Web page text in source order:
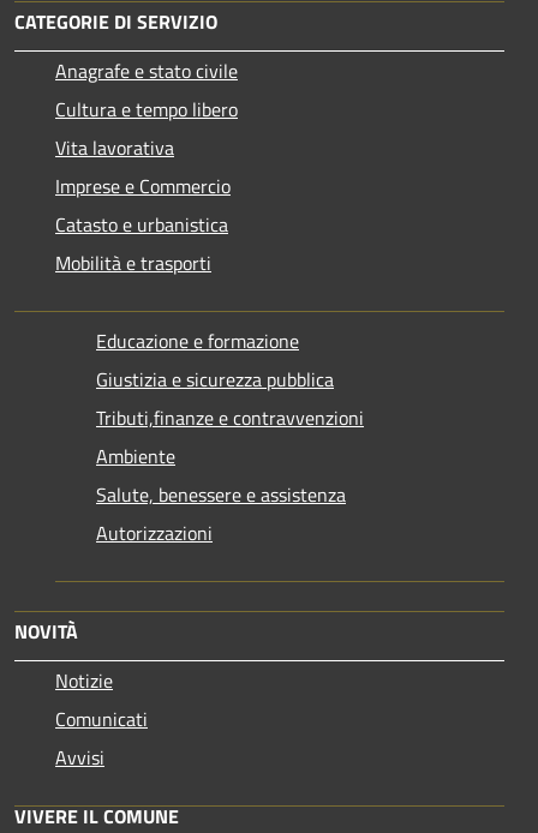
CATEGORIE DI SERVIZIO
Anagrafe e stato civile
Cultura e tempo libero
Vita lavorativa
Imprese e Commercio
Catasto e urbanistica
Mobilità e trasporti
Educazione e formazione
Giustizia e sicurezza pubblica
Tributi,finanze e contravvenzioni
Ambiente
Salute, benessere e assistenza
Autorizzazioni
NOVITÀ
Notizie
Comunicati
Avvisi
VIVERE IL COMUNE